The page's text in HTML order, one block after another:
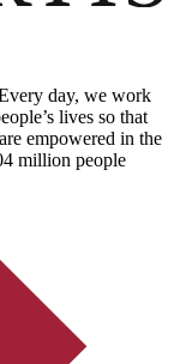
day, we work
lives so that
empowered in the
million people